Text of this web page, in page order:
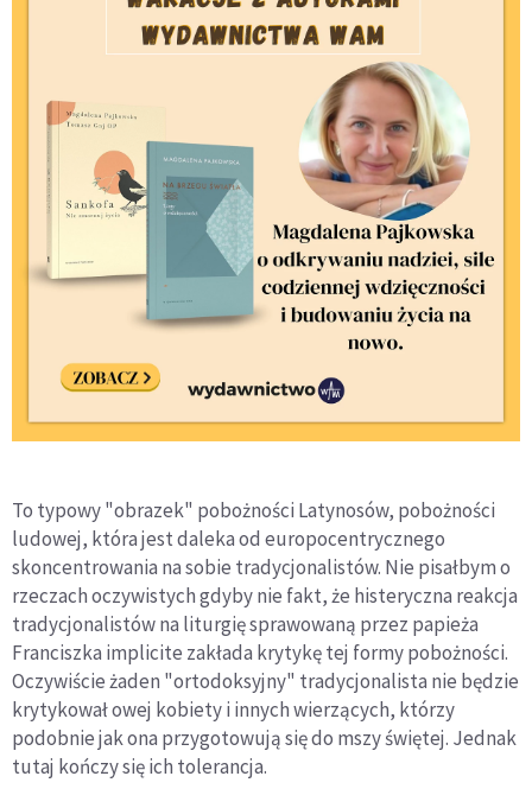
To typowy "obrazek" pobożności Latynosów, pobożności
ludowej, która jest daleka od europocentrycznego
skoncentrowania na sobie tradycjonalistów. Nie pisałbym o
rzeczach oczywistych gdyby nie fakt, że histeryczna reakcja
tradycjonalistów na liturgię sprawowaną przez papieża
Franciszka implicite zakłada krytykę tej formy pobożności.
Oczywiście żaden "ortodoksyjny" tradycjonalista nie będzie
krytykował owej kobiety i innych wierzących, którzy
podobnie jak ona przygotowują się do mszy świętej. Jednak
tutaj kończy się ich tolerancja.